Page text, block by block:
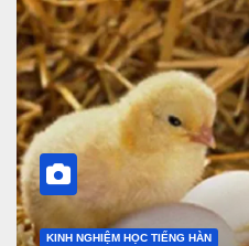
XIN CHÀO VIỆT NAM